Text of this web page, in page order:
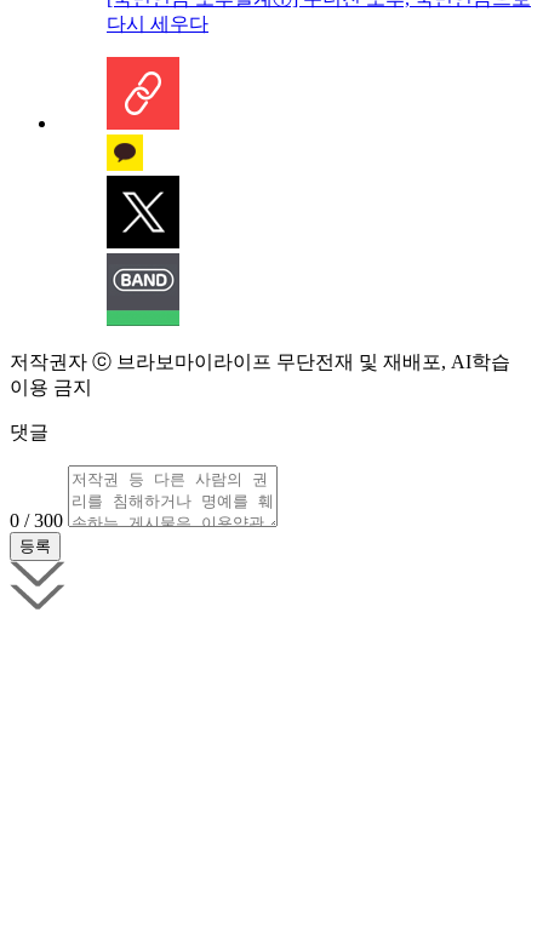
다시 세우다
저작권자 ⓒ 브라보마이라이프 무단전재 및 재배포, AI학습
이용 금지
댓글
0 / 300